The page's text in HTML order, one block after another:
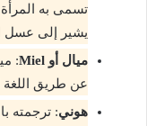
تسمى به المرأة
يشير إلى عسل
ميال أو Miel
:
عن طريق اللغة
هوني: ترجمته